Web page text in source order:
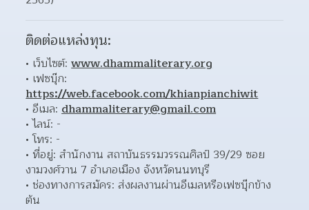
ติดต่อแหล่งทุน:
เว็บไซต์: www.dhammaliterary.org
https://web.facebook.com/khianpianchiwit
อีเมล: dhammaliterary@gmail.com
ไลน์: -
โทร: -
ที่อยู่: สำนักงาน สถาบันธรรมวรรณศิลป์ 39/29 ซอย
งามวงศ์วาน 7 อำเภอเมือง จังหวัดนนทบุรี
ช่องทางการสมัคร: ส่งผลงานผ่านอีเมลหรือเฟซบุ๊กข้าง
ต้น